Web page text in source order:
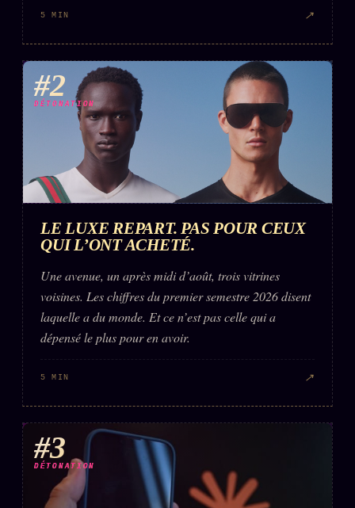
Words Radio
PRATIQUE + LÉGAL
Archive complète
Récents
Recherche ⌕
Soumettre un tip
Nous écrire
Business
FAQ
Corrections · Erratum
Mentions légales
llms.txt
5 MIN ↗
#2
DÉTONATION
LE LUXE REPART. PAS POUR CEUX
QUI L’ONT ACHETÉ.
Une avenue, un après midi d’août, trois vitrines
voisines. Les chiffres du premier semestre 2026 disent
laquelle a du monde. Et ce n’est pas celle qui a
dépensé le plus pour en avoir.
5 MIN ↗
#3
DÉTONATION